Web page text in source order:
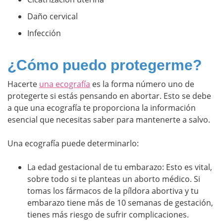
Daño cervical
Infección
¿Cómo puedo protegerme?
Hacerte una ecografía es la forma número uno de
protegerte si estás pensando en abortar. Esto se debe
a que una ecografía te proporciona la información
esencial que necesitas saber para mantenerte a salvo.
Una ecografía puede determinarlo:
La edad gestacional de tu embarazo: Esto es vital,
sobre todo si te planteas un aborto médico. Si
tomas los fármacos de la píldora abortiva y tu
embarazo tiene más de 10 semanas de gestación,
tienes más riesgo de sufrir complicaciones.